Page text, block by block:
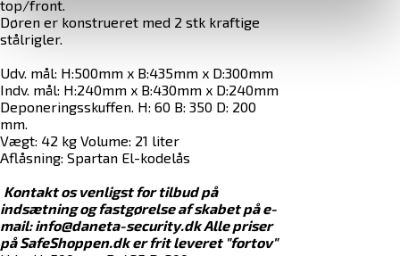
top/front.
Døren er konstrueret med 2 stk kraftige
stålrigler.
Udv. mål: H:500mm x B:435mm x D:300mm
Indv. mål: H:240mm x B:430mm x D:240mm
Deponeringsskuffen. H: 60 B: 350 D: 200
mm.
Vægt: 42 kg Volume: 21 liter
Aflåsning: Spartan El-kodelås
Kontakt os venligst for tilbud på
indsætning og fastgørelse af skabet på e-
mail: info@daneta-security.dkAlle priser
på SafeShoppen.dk er frit leveret "fortov"